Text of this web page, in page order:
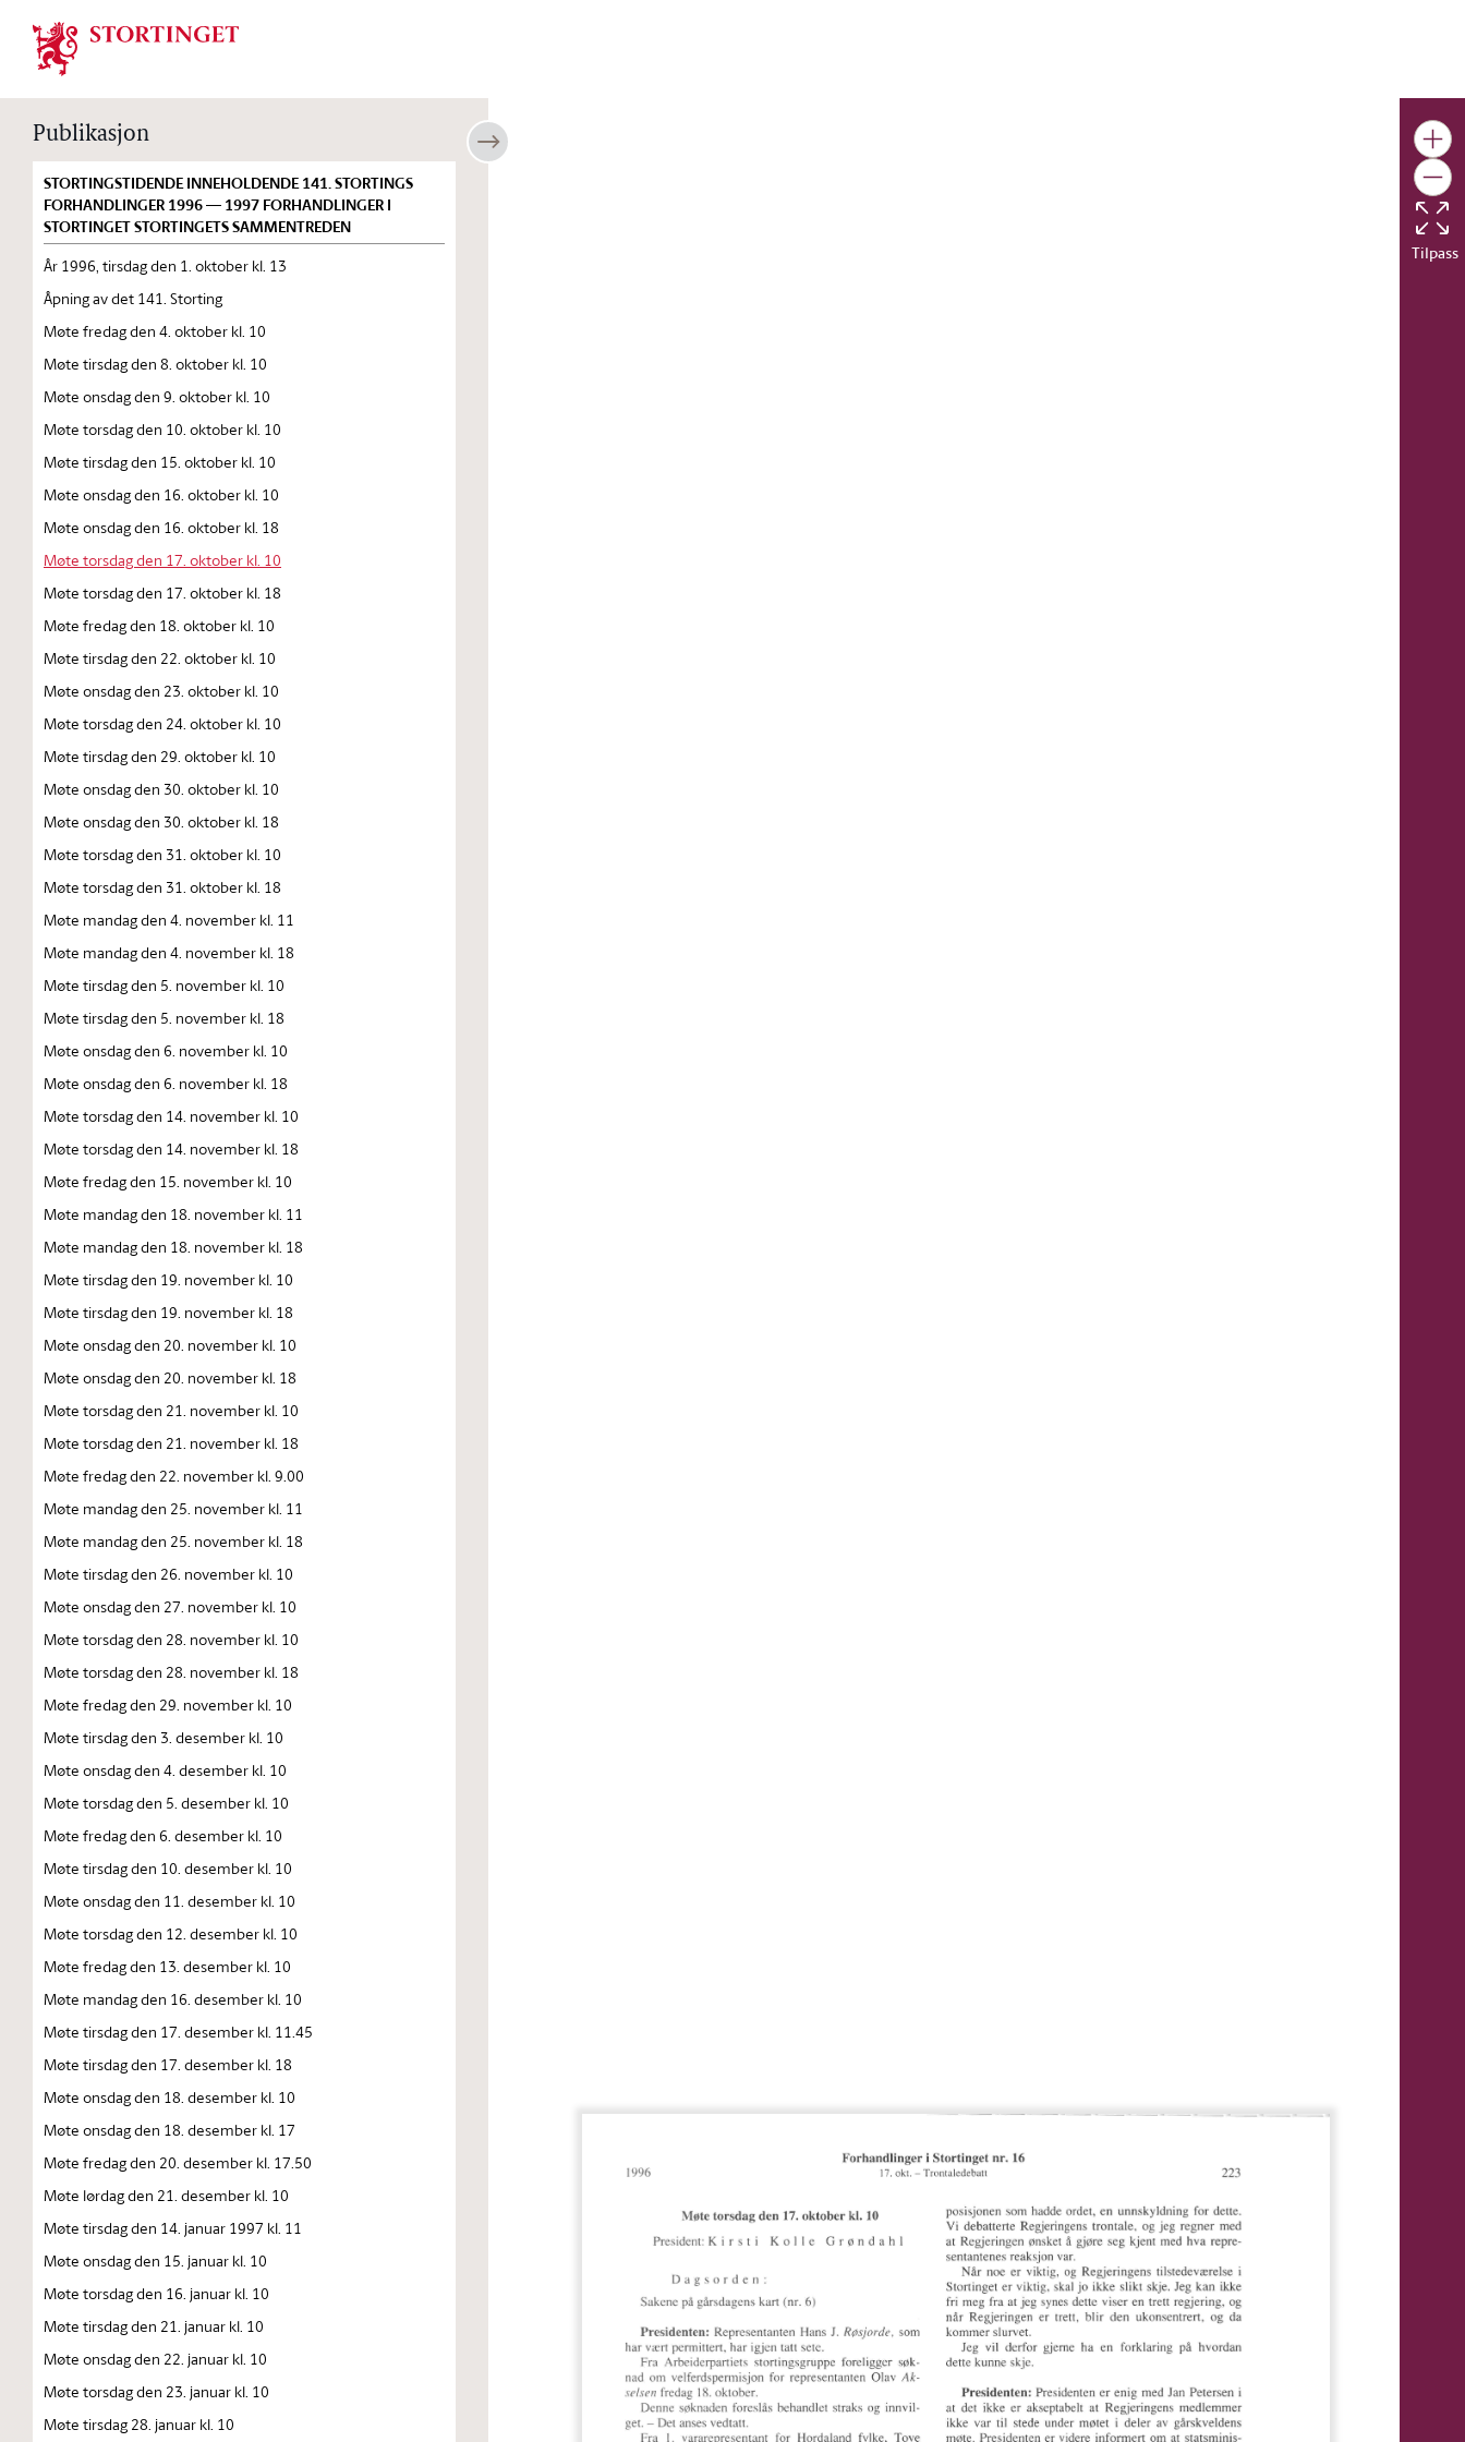
Stortinget.no
Publikasjon
STORTINGSTIDENDE INNEHOLDENDE 141. STORTINGS
FORHANDLINGER 1996 — 1997 FORHANDLINGER I
STORTINGET STORTINGETS SAMMENTREDEN
År 1996, tirsdag den 1. oktober kl. 13
Åpning av det 141. Storting
Møte fredag den 4. oktober kl. 10
Møte tirsdag den 8. oktober kl. 10
Møte onsdag den 9. oktober kl. 10
Møte torsdag den 10. oktober kl. 10
Møte tirsdag den 15. oktober kl. 10
Møte onsdag den 16. oktober kl. 10
Møte onsdag den 16. oktober kl. 18
Møte torsdag den 17. oktober kl. 10
Møte torsdag den 17. oktober kl. 18
Møte fredag den 18. oktober kl. 10
Møte tirsdag den 22. oktober kl. 10
Møte onsdag den 23. oktober kl. 10
Møte torsdag den 24. oktober kl. 10
Møte tirsdag den 29. oktober kl. 10
Møte onsdag den 30. oktober kl. 10
Møte onsdag den 30. oktober kl. 18
Møte torsdag den 31. oktober kl. 10
Møte torsdag den 31. oktober kl. 18
Møte mandag den 4. november kl. 11
Møte mandag den 4. november kl. 18
Møte tirsdag den 5. november kl. 10
Møte tirsdag den 5. november kl. 18
Møte onsdag den 6. november kl. 10
Møte onsdag den 6. november kl. 18
Møte torsdag den 14. november kl. 10
Møte torsdag den 14. november kl. 18
Møte fredag den 15. november kl. 10
Møte mandag den 18. november kl. 11
Møte mandag den 18. november kl. 18
Møte tirsdag den 19. november kl. 10
Møte tirsdag den 19. november kl. 18
Møte onsdag den 20. november kl. 10
Møte onsdag den 20. november kl. 18
Møte torsdag den 21. november kl. 10
Møte torsdag den 21. november kl. 18
Møte fredag den 22. november kl. 9.00
Møte mandag den 25. november kl. 11
Møte mandag den 25. november kl. 18
Møte tirsdag den 26. november kl. 10
Møte onsdag den 27. november kl. 10
Møte torsdag den 28. november kl. 10
Møte torsdag den 28. november kl. 18
Møte fredag den 29. november kl. 10
Møte tirsdag den 3. desember kl. 10
Møte onsdag den 4. desember kl. 10
Møte torsdag den 5. desember kl. 10
Møte fredag den 6. desember kl. 10
Møte tirsdag den 10. desember kl. 10
Møte onsdag den 11. desember kl. 10
Møte torsdag den 12. desember kl. 10
Møte fredag den 13. desember kl. 10
Møte mandag den 16. desember kl. 10
Møte tirsdag den 17. desember kl. 11.45
Møte tirsdag den 17. desember kl. 18
Møte onsdag den 18. desember kl. 10
Møte onsdag den 18. desember kl. 17
Møte fredag den 20. desember kl. 17.50
Møte lørdag den 21. desember kl. 10
Møte tirsdag den 14. januar 1997 kl. 11
Møte onsdag den 15. januar kl. 10
Møte torsdag den 16. januar kl. 10
Møte tirsdag den 21. januar kl. 10
Møte onsdag den 22. januar kl. 10
Møte torsdag den 23. januar kl. 10
Møte tirsdag 28. januar kl. 10